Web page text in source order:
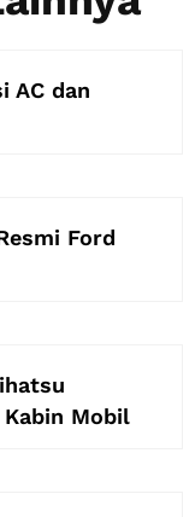
AC dan
Ford
Kabin Mobil